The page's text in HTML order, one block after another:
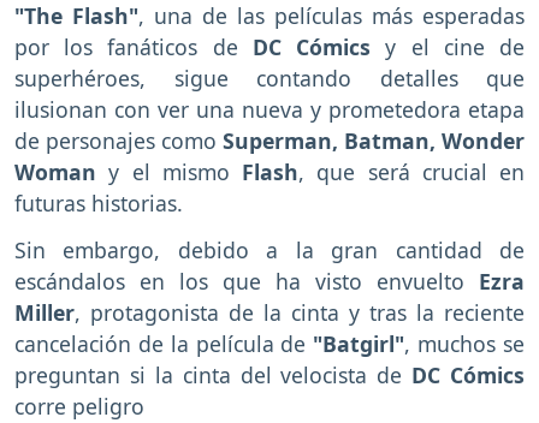
"The Flash", una de las películas más esperadas
por los fanáticos de DC Cómics y el cine de
superhéroes, sigue contando detalles que
ilusionan con ver una nueva y prometedora etapa
de personajes como Superman, Batman, Wonder
Woman y el mismo Flash, que será crucial en
futuras historias.
Sin embargo, debido a la gran cantidad de
escándalos en los que ha visto envuelto Ezra
Miller, protagonista de la cinta y tras la reciente
cancelación de la película de "Batgirl", muchos se
preguntan si la cinta del velocista de DC Cómics
corre peligro